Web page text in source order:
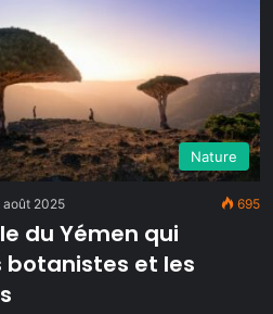
Nature
août 2025 695
du Yémen qui
botanistes et les